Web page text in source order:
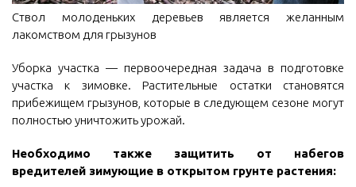
Ствол молоденьких деревьев является желанным
лакомством для грызунов
Уборка участка — первоочередная задача в подготовке
участка к зимовке. Растительные остатки становятся
прибежищем грызунов, которые в следующем сезоне могут
полностью уничтожить урожай.
Необходимо также защитить от набегов
вредителей зимующие в открытом грунте растения: